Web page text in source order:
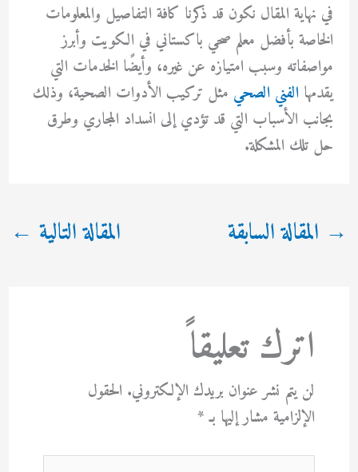
في نهاية المقال نكون قد ذكرنا كافة التفاصيل والمعلومات
الخاصة بأفضل معلم صحي باكستاني في الكويت وأبرز
مواصفاته وسبب امتيازه عن غيره، وأيضًا الخدمات التي
يقدمها الفني الصحي مثل تركيب الأدوات الصحية، وذلك
بجانب الأسباب التي قد تؤدي إلى انسداد المجاري وطرق
حل تلك المشكلة.
→ المقالة السابقة المقالة التالية ←
اترك تعليقاً
لن يتم نشر عنوان بريدك الإلكتروني. الحقول
الإلزامية مشار إليها بـ*